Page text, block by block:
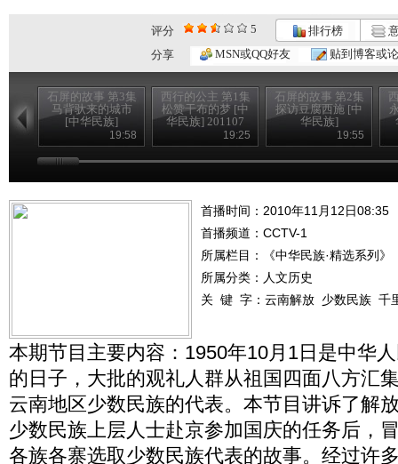
评分 5 排行榜
分享
MSN或QQ好友 贴到博客或
石屏的故事 第3集
马背驮来的城市
[中华民族]
19:58
西行的公主 第1集
松赞干布的梦 [中
华民族] 201107
19:25
石屏的故事 第2集
探访豆腐西施 [中
华民族]
19:55
首播时间：2010年11月12日08:35
首播频道： CCTV-1
所属栏目：
《中华民族·精选系列》
所属分类：人文历史
关 键 字： 云南解放 少数民族 千
本期节目主要内容：1950年10月1日是中华
的日子，大批的观礼人群从祖国四面八方汇
云南地区少数民族的代表。本节目讲诉了解
少数民族上层人士赴京参加国庆的任务后，
各族各寨选取少数民族代表的故事。经过许